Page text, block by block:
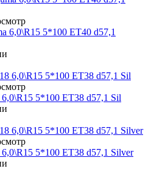
6,0\R15 5*100 ET40 d57,1
5*100 ET38 d57,1 Sil
5*100 ET38 d57,1 Silver